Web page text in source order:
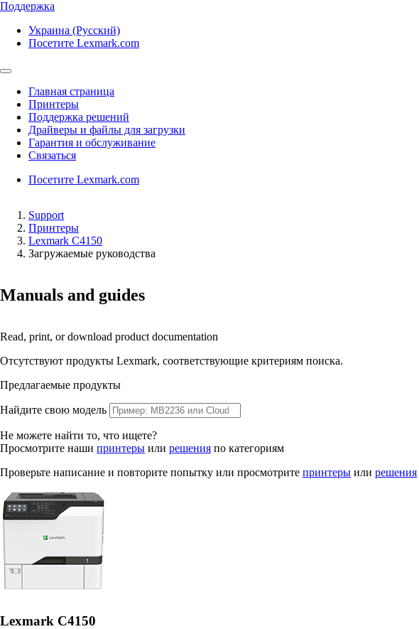
Поддержка
Украина (Русский)
Посетите Lexmark.com
Главная страница
Принтеры
Поддержка решений
Драйверы и файлы для загрузки
Гарантия и обслуживание
Связаться
Посетите Lexmark.com
Support
Принтеры
Lexmark C4150
Загружаемые руководства
Manuals and guides
Read, print, or download product documentation
Отсутствуют продукты Lexmark, соответствующие критериям поиска.
Предлагаемые продукты
Найдите свою модель
Не можете найти то, что ищете?
Просмотрите наши принтеры или решения по категориям
Проверьте написание и повторите попытку или просмотрите принтеры или решения
Lexmark C4150